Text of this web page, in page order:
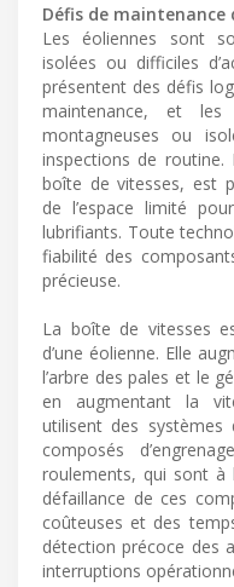
Défis de maintenance
Les éoliennes sont
isolées ou difficiles
présentent des défis
maintenance, et
montagneuses ou
inspections de routine.
boîte de vitesses, est
de l’espace limité
lubrifiants. Toute
fiabilité des
précieuse.
La boîte de vitesses
d’une éolienne. Elle
l’arbre des pales et le
en augmentant la
utilisent des systèmes
composés
roulements, qui sont à
défaillance de ces
coûteuses et des
détection précoce des
interruptions